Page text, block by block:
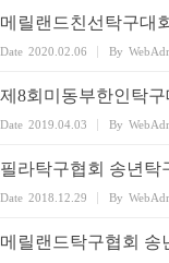
메릴랜드친선탁구대
Date 2020.02.06 By
제8회미동부한인탁
Date 2019.04.03 By
필라탁구협회 송년탁
Date 2018.12.29 By
메릴랜드탁구협회 송